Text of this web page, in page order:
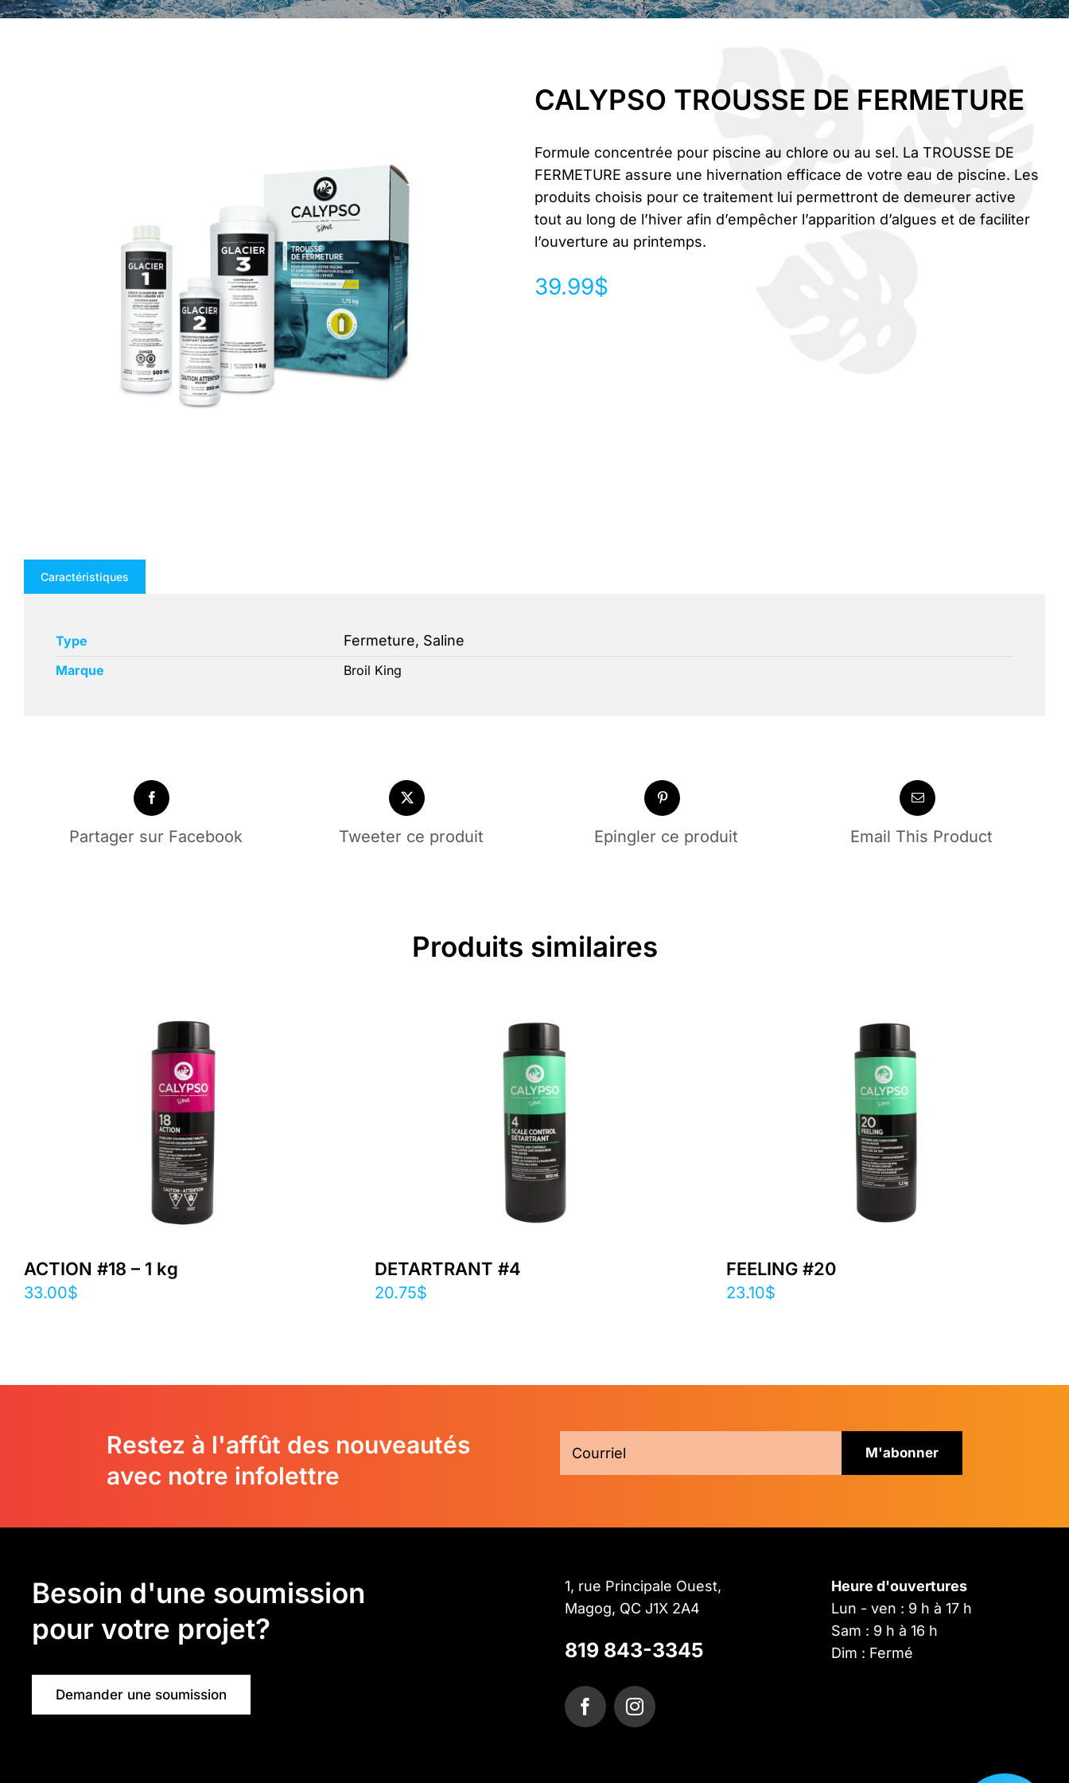
CALYPSO TROUSSE DE FERMETURE
Formule concentrée pour piscine au chlore ou au sel. La TROUSSE DE
FERMETURE assure une hivernation efficace de votre eau de piscine. Les
produits choisis pour ce traitement lui permettront de demeurer active
tout au long de l’hiver afin d’empêcher l’apparition d’algues et de faciliter
l’ouverture au printemps.
39.99$
Caractéristiques
Type Fermeture, Saline
Marque Broil King
Partager sur Facebook Tweeter ce produit Epingler ce produit Email This Product
Produits similaires
ACTION #18 – 1 kg
33.00$
DETARTRANT #4
20.75$
FEELING #20
23.10$
Restez à l'affût des nouveautés
avec notre infolettre
Besoin d'une soumission
pour votre projet?
Demander une soumission
1, rue Principale Ouest,
Magog, QC J1X 2A4
819 843-3345
Heure d'ouvertures
Lun - ven : 9 h à 17 h
Sam : 9 h à 16 h
Dim : Fermé